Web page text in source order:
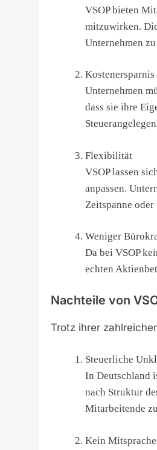
VSOP bieten
mitzuwirken.
Unternehmen
Unternehmen
dass sie ihre
Flexibilität
VSOP lassen
anpassen.
Zeitspanne
Weniger
Da bei VSOP
echten
Nachteile von
Trotz ihrer
Steuerliche
In Deutschland
nach Struktur
Mitarbeitende
Kein